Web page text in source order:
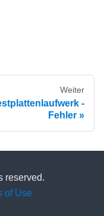
Weiter
-
Fehler
reserved.
of Use